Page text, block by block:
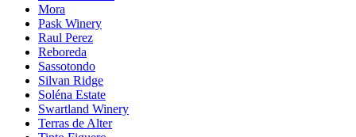
Mora
Pask Winery
Raul Perez
Reboreda
Sassotondo
Silvan Ridge
Soléna Estate
Swartland Winery
Terras de Alter